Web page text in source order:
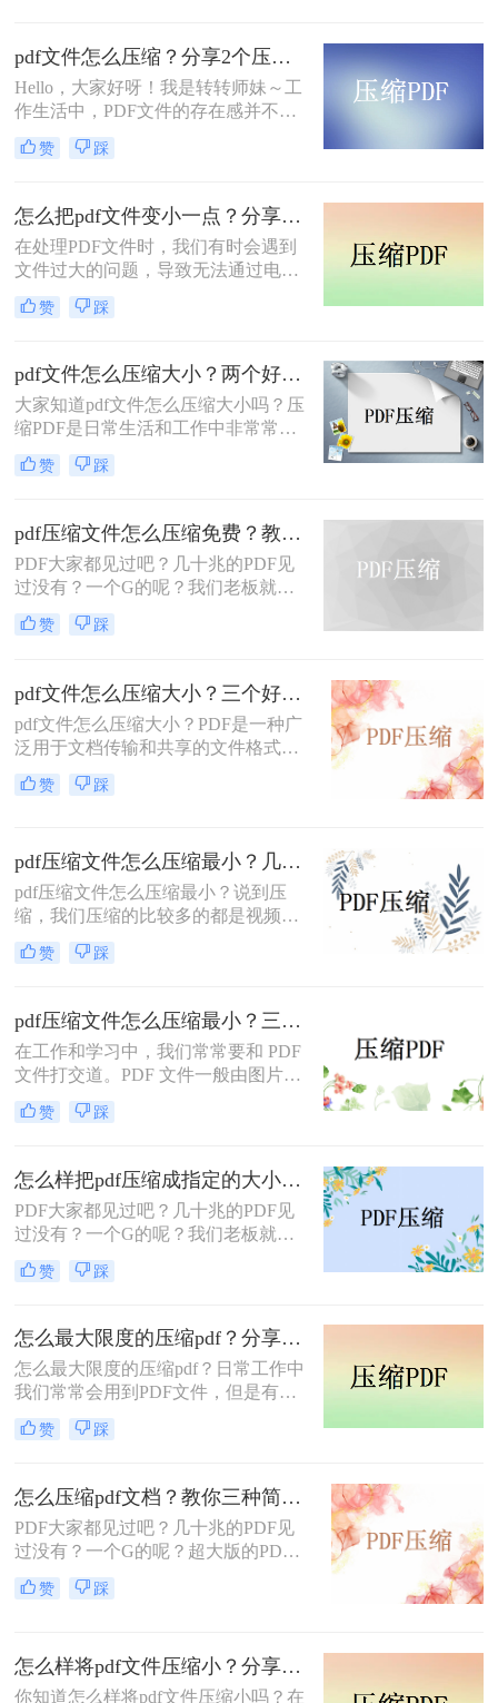
pdf文件怎么压缩？分享2个压缩方法，给文件“瘦身”！
Hello，大家好呀！我是转转师妹～工
作生活中，PDF文件的存在感并不
弱，而有时需要传输的工作或学习资
料的体积较大，就有可能发生传输过
我们将PDF压缩，就可以减小文件体
积，加快传输速度，节省很多时间。
那么pdf文件怎么压缩呢？我有几个方
法可以和大家分享一下，一起来看看
吧。
赞 踩
怎么把pdf文件变小一点？分享2个好用的方法，简单又快捷！
在处理PDF文件时，我们有时会遇到
文件过大的问题，导致无法通过电子
邮件或社交媒体等途径进行传输。这
时候，我们需要对PDF文件进行压
将向你介绍三种简单易用的方法，帮
助你轻松压缩PDF文件，提高工作效
率。怎么把pdf文件变小一点？二种方
法教会你压缩技巧
赞 踩
pdf文件怎么压缩大小？两个好用的压缩方法学习一下！
大家知道pdf文件怎么压缩大小吗？压
缩PDF是日常生活和工作中非常常见
的需求之一，可以帮助我们更方便地
存储、传输和共享PDF文件。
赞 踩
pdf压缩文件怎么压缩免费？教你2种简单有效的方法！
​PDF大家都见过吧？几十兆的PDF见
过没有？一个G的呢？我们老板就经
常拿着自己的电脑过来找我，
说：“我的电脑怎么这么慢啊？”
赞 踩
pdf文件怎么压缩大小？三个好用的压缩方法学习一下！
pdf文件怎么压缩大小？PDF是一种广
泛用于文档传输和共享的文件格式。
然而，有时候我们会发现PDF文件太
大，难以通过电子邮件或互联网共
赞 踩
pdf压缩文件怎么压缩最小？几个不错的压缩方法！
pdf压缩文件怎么压缩最小？说到压
缩，我们压缩的比较多的都是视频和
图片这类文件，但是文档也是可以压
缩的哦，不要以为不行哦，文档编辑
积太大就会有发送限制的烦恼，那么
pdf压缩文件怎么压缩最小呢？今天就
来给大家分享三个pdf压缩的方法，相
信你会想要的。
赞 踩
pdf压缩文件怎么压缩最小？三种方法教你压缩pdf！
在工作和学习中，我们常常要和 PDF
文件打交道。PDF 文件一般由图片、
文字、视频等多种内容构成，所以体
积通常会很大。体积过大的 PDF 文
种情况，pdf压缩文件怎么压缩最小
呢？一起来看看这些压缩 PDF 文件体
积的方法~
赞 踩
怎么样把pdf压缩成指定的大小？分享在线压缩方法！
PDF大家都见过吧？几十兆的PDF见
过没有？一个G的呢？我们老板就经
常拿着自己的电脑过来找我，
说：“我的电脑怎么这么慢啊？”我一
全都是超大版。不光是占内存，就是
下载上传都要十分钟以上，非常不方
便。今天小编就来告诉你二个怎么样
把pdf压缩成指定的大小的方法，保证
你绝对用得着。
赞 踩
怎么最大限度的压缩pdf？分享2个好用的方法，简单又快捷！
怎么最大限度的压缩pdf？​日常工作中
我们常常会用到PDF文件，但是有些
PDF文件的体积不知不觉膨胀得很
大，不仅传输、分享速度很慢，且有
上传！
赞 踩
怎么压缩pdf文档？教你三种简单好用的压缩方法！
PDF大家都见过吧？几十兆的PDF见
过没有？一个G的呢？超大版的PDF
怎么处理呢？通常大家都会想到要把
这些文件进行打包压缩，这样即可减
生。
赞 踩
怎么样将pdf文件压缩小？分享2个好用的方法，简单又快捷！
你知道怎么样将pdf文件压缩小吗？在